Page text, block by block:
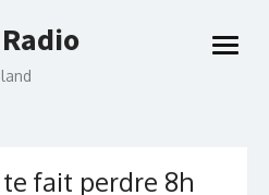
open
te fait perdre 8h